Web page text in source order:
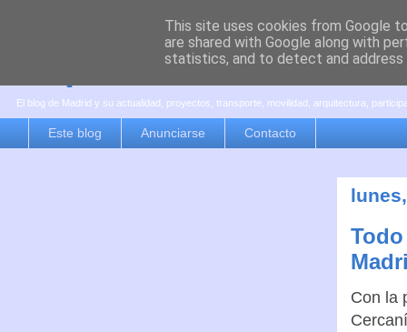
es por madrid
El blog de Madrid y su actualidad, proyectos, transporte, movilidad, arquitectura,
Este blog Anunciarse Contacto
Con la
This site uses cookies from Google
are shared with Google along with
statistics, and to detect and address